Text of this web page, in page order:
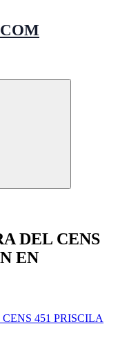
DEL CENS
EN
451 PRISCILA